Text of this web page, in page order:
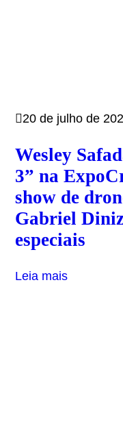
20 de julho de
Wesley
3” na
show de
Gabriel
especiais
Leia mais